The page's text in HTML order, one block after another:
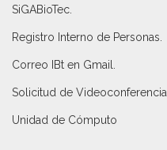
SiGABioTec.
Registro Interno de Personas
Correo IBt en Gmail
Solicitud de Videoconferencia.
Unidad de Cómputo